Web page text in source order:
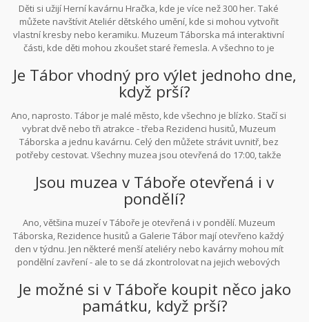
Děti si užijí Herní kavárnu Hračka, kde je více než 300 her. Také
můžete navštívit Ateliér dětského umění, kde si mohou vytvořit
vlastní kresby nebo keramiku. Muzeum Táborska má interaktivní
části, kde děti mohou zkoušet staré řemesla. A všechno to je
Je Tábor vhodný pro výlet jednoho dne,
když prší?
Ano, naprosto. Tábor je malé město, kde všechno je blízko. Stačí si
vybrat dvě nebo tři atrakce - třeba Rezidenci husitů, Muzeum
Táborska a jednu kavárnu. Celý den můžete strávit uvnitř, bez
potřeby cestovat. Všechny muzea jsou otevřená do 17:00, takže
Jsou muzea v Táboře otevřená i v
pondělí?
Ano, většina muzeí v Táboře je otevřená i v pondělí. Muzeum
Táborska, Rezidence husitů a Galerie Tábor mají otevřeno každý
den v týdnu. Jen některé menší ateliéry nebo kavárny mohou mít
pondělní zavření - ale to se dá zkontrolovat na jejich webových
Je možné si v Táboře koupit něco jako
památku, když prší?